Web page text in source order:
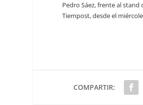
Pedro Sáez, frente al
Tiempost, desde el
COMPARTIR: